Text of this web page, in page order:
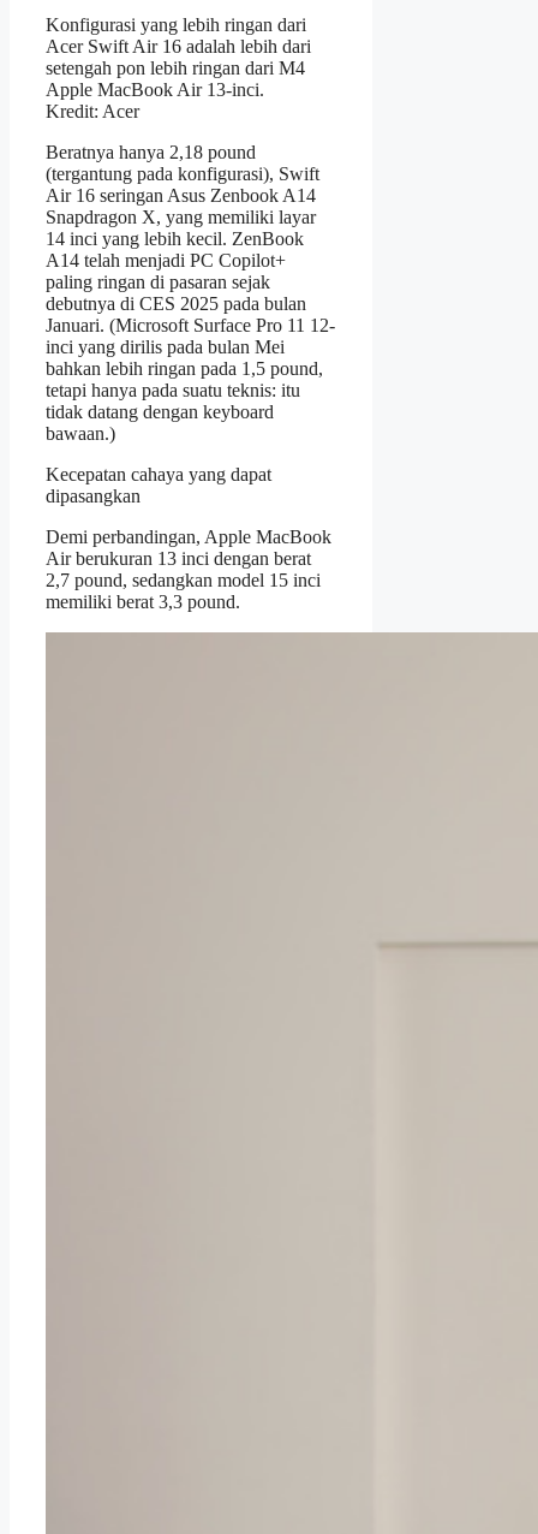
Konfigurasi yang lebih ringan dari
Acer Swift Air 16 adalah lebih dari
setengah pon lebih ringan dari M4
Apple MacBook Air 13-inci.
Kredit: Acer
Beratnya hanya 2,18 pound
(tergantung pada konfigurasi), Swift
Air 16 seringan Asus Zenbook A14
Snapdragon X, yang memiliki layar
14 inci yang lebih kecil. ZenBook
A14 telah menjadi PC Copilot+
paling ringan di pasaran sejak
debutnya di CES 2025 pada bulan
Januari. (Microsoft Surface Pro 11 12-
inci yang dirilis pada bulan Mei
bahkan lebih ringan pada 1,5 pound,
tetapi hanya pada suatu teknis: itu
tidak datang dengan keyboard
bawaan.)
Kecepatan cahaya yang dapat
dipasangkan
Demi perbandingan, Apple MacBook
Air berukuran 13 inci dengan berat
2,7 pound, sedangkan model 15 inci
memiliki berat 3,3 pound.